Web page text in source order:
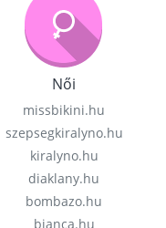
Női
missbikini.hu
szepsegkiralyno.hu
kiralyno.hu
diaklany.hu
bombazo.hu
bianca.hu